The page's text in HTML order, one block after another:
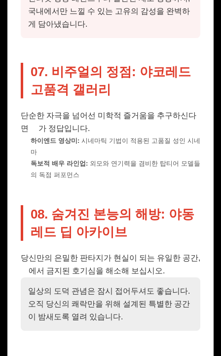
국내에서만 느낄 수 있는 고유의 감성을 완벽하
게 담아냈습니다.
07. 비주얼의 정점: 야코레드
고품격 갤러리
단순한 자극을 넘어선 미학적 즐거움을 추구하신다
면
가 정답입니다.
하이엔드 영상미: 시네마틱 기법이 적용된 고품질 성인 시네
마
독보적 배우 라인업: 외모와 연기력을 겸비한 탑티어 모델들
의 독점 퍼포먼스
08. 숨겨진 본능의 해방: 야동
레드 딥 아카이브
당신만의 은밀한 판타지가 현실이 되는 유일한 공간,
에서 금지된 호기심을 해소해 보십시오.
일상의 도덕 관념은 잠시 접어두셔도 좋습니다.
오직 당신의 쾌락만을 위해 설계된 특별한 공간
이 밤새도록 열려 있습니다.